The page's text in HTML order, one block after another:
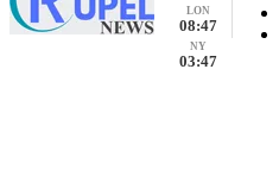
LON
08:47
NY
03:47